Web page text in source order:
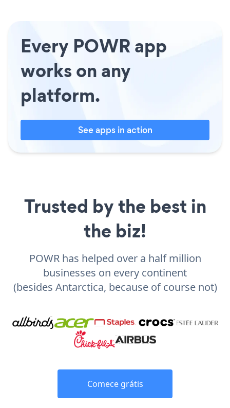
Every POWR app
works on any
platform.
See apps in action
Trusted by the best in
the biz!
POWR has helped over a half million
businesses on every continent
(besides Antarctica, because of course not)
Comece grátis